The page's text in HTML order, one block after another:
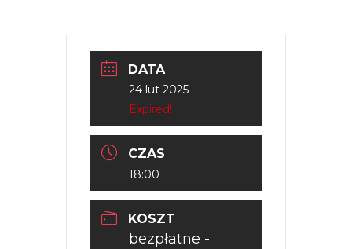
DATA
24 lut 2025
Expired!
CZAS
18:00
KOSZT
bezpłatne -